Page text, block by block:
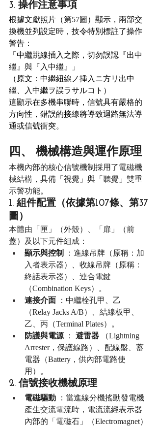
3. 操作注意事項
根據文獻照片（第57圖）顯示，兩部交
換機並列設定時，技令特別標註了操作
警告：
「中繼跳線插入之際，切勿誤認『出中
繼』與『入中繼』」
（原文：中繼紐線ノ挿入ニ方リ出中
繼、入中繼ヲ誤ラサルコト）
這顯示在多機串聯時，信號具有嚴格的
方向性，錯誤的接線將導致迴路無法導
通或信號衝突。
四、 機械構造與運作原理
本機內部的核心信號機制採用了電磁機
械結構，具備「視覺」與「聽覺」雙重
示警功能。
1. 組件配置（依據第107條、第37
圖）
本體由「匣」（外殼）、「扉」（前
蓋）及以下元件組成：
顯示與控制
：進線吊牌（原稱：加
入者表示器）、收線吊牌（原稱：
終話表示器）、連合電鍵
（Combination Keys）。
連接介面 ：中繼栓孔甲、乙
（Relay Jacks A/B）、結線板甲、
乙、丙（Terminal Plates）。
防護與電源 ： 避雷器 （Lightning
Arrester，保護線路）、配線盤、蓄
電器（Battery，供內部電路使
用）。
2. 信號接收機械原理
電磁驅動 ：當進線分機搖動發電機
產生交流電流時，電流流經表示器
內部的「電磁石」（Electromagnet）